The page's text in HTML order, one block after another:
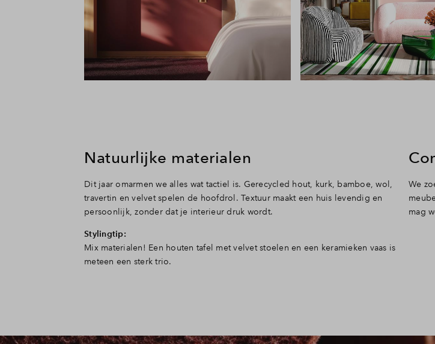
Natuurlijke materialen
Dit jaar omarmen we alles wat tactiel is. Gerecycled hout, kurk, bamboe, wol,
travertin en velvet spelen de hoofdrol. Textuur maakt een huis levendig en
persoonlijk, zonder dat je interieur druk wordt.
Stylingtip:
Mix materialen! Een houten tafel met velvet stoelen en een keramieken vaas is
meteen een sterk trio.
We
mag